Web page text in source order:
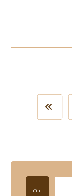
بحث